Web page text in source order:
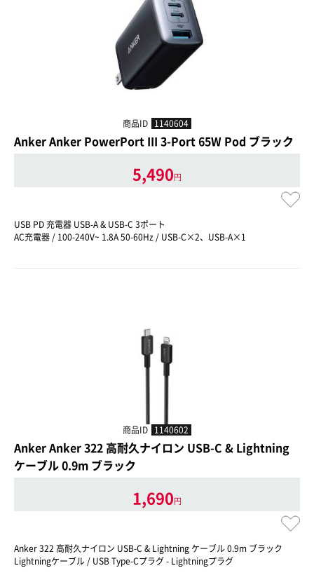
商品ID 1140604
Anker Anker PowerPort III 3-Port 65W Pod ブラック
5,490円
USB PD 充電器 USB-A & USB-C 3ポート
AC充電器 / 100-240V~ 1.8A 50-60Hz / USB-C×2、USB-A×1
商品ID 1140602
Anker Anker 322 高耐久ナイロン USB-C & Lightning
ケーブル 0.9m ブラック
1,690円
Anker 322 高耐久ナイロン USB-C & Lightning ケーブル 0.9m ブラック
Lightningケーブル / USB Type-Cプラグ - Lightningプラグ